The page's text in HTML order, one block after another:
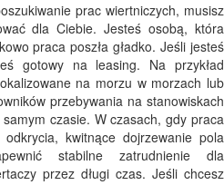
prac wiertniczych, musisz
dla Ciebie. Jesteś osobą, która
praca poszła gładko. Jeśli jesteś
gotowy na leasing. Na przykład
na morzu w morzach lub
przebywania na stanowiskach
czasie. W czasach, gdy praca
kwitnące dojrzewanie pola
stabilne zatrudnienie dla
przez długi czas. Jeśli chcesz